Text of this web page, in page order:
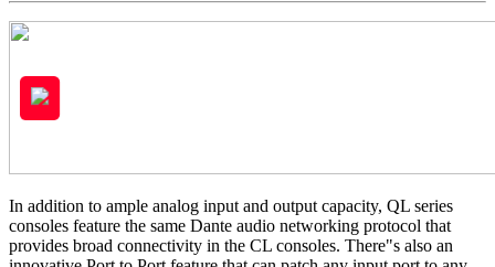
In addition to ample analog input and output capacity, QL series
consoles feature the same Dante audio networking protocol that
provides broad connectivity in the CL consoles. There"s also an